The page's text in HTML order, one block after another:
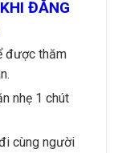
ĐĂNG
được thăm
nhẹ 1 chút
cùng người